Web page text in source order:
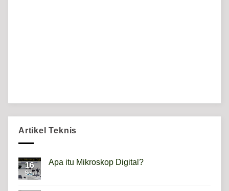
Artikel Teknis
16
Sep
Apa itu Mikroskop Digital?